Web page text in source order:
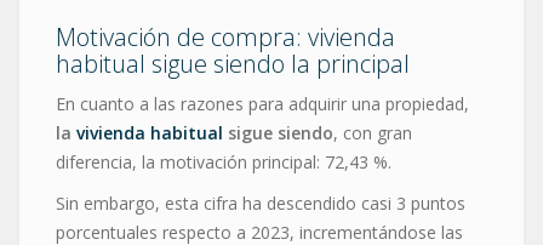
Motivación de compra: vivienda
habitual sigue siendo la principal
En cuanto a las razones para adquirir una propiedad,
la vivienda habitual sigue siendo, con gran
diferencia, la motivación principal: 72,43 %.
Sin embargo, esta cifra ha descendido casi 3 puntos
porcentuales respecto a 2023, incrementándose las